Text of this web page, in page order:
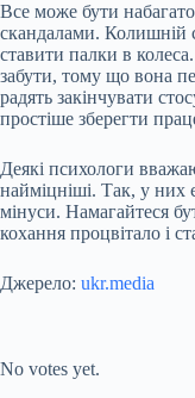
Все може бути
скандалами. Колишній
ставити палки в
забути, тому що вона
радять закінчувати
простіше зберегти
Деякі психологи
найміцніші. Так, у них
мінуси. Намагайтеся
кохання процвітало і
Джерело: ukr.media
No votes yet.